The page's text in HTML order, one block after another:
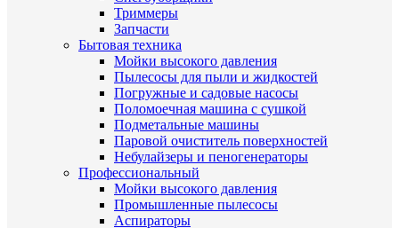
Триммеры
Запчасти
Бытовая техника
Мойки высокого давления
Пылесосы для пыли и жидкостей
Погружные и садовые насосы
Поломоечная машина с сушкой
Подметальные машины
Паровой очиститель поверхностей
Небулайзеры и пеногенераторы
Профессиональный
Мойки высокого давления
Промышленные пылесосы
Аспираторы